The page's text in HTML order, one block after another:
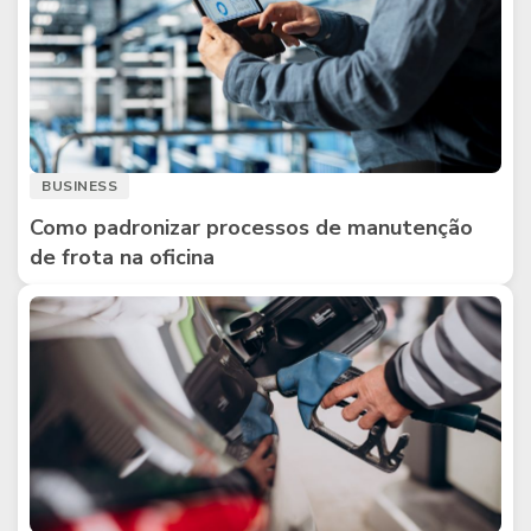
BUSINESS
Como padronizar processos de manutenção
de frota na oficina